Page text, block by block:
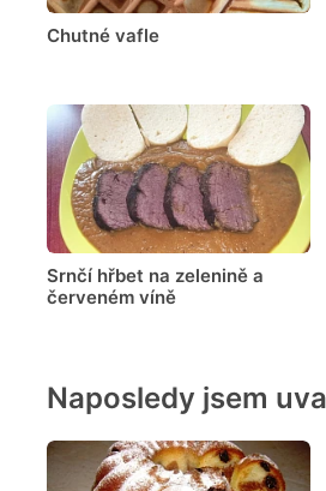
Chutné vafle
Srnčí hřbet na zelenině a
červeném víně
Naposledy jsem